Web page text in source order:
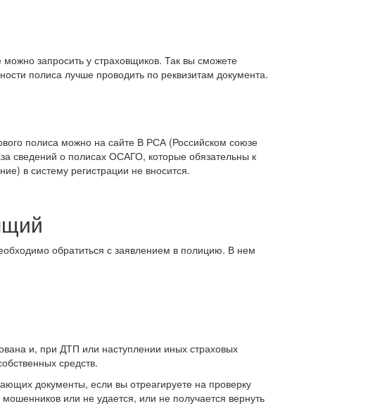
запросить у страховщиков. Так вы сможете
полиса лучше проводить по реквизитам документа.
полиса можно на сайте В РСА (Российском союзе
сведений о полисах ОСАГО, которые обязательны к
в систему регистрации не вносится.
обратиться с заявлением в полицию. В нем
и, при ДТП или наступлении иных страховых
средств.
документы, если вы отреагируете на проверку
или не удается, или не получается вернуть